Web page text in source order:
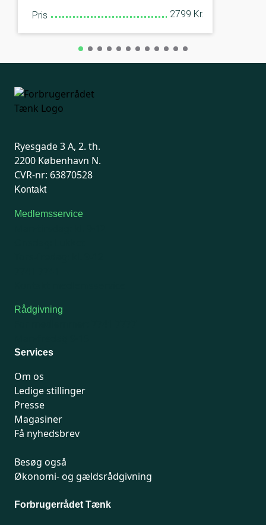
Pris 2799 Kr.
Ryesgade 3 A, 2. th.
2200 København N.
CVR-nr: 63870528
Kontakt
Medlemsservice
Rådgivning
Services
Om os
Ledige stillinger
Presse
Magasiner
Få nyhedsbrev
Besøg også
Økonomi- og gældsrådgivning
Forbrugerrådet Tænk